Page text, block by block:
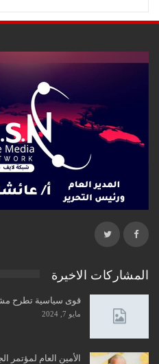
المشاركات الاخيرة
قوى سياسية تطرح
مايو 7, 2024
الأمين العام لمؤتمر